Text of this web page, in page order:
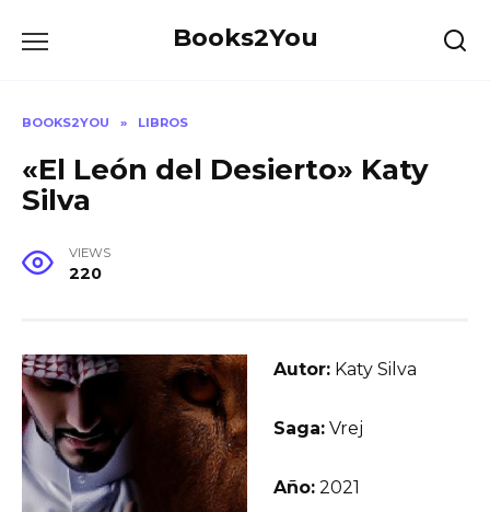
Books2You
BOOKS2YOU » LIBROS
«El León del Desierto» Katy
Silva
VIEWS
220
Autor: Katy Silva
Saga: Vrej
Año: 2021